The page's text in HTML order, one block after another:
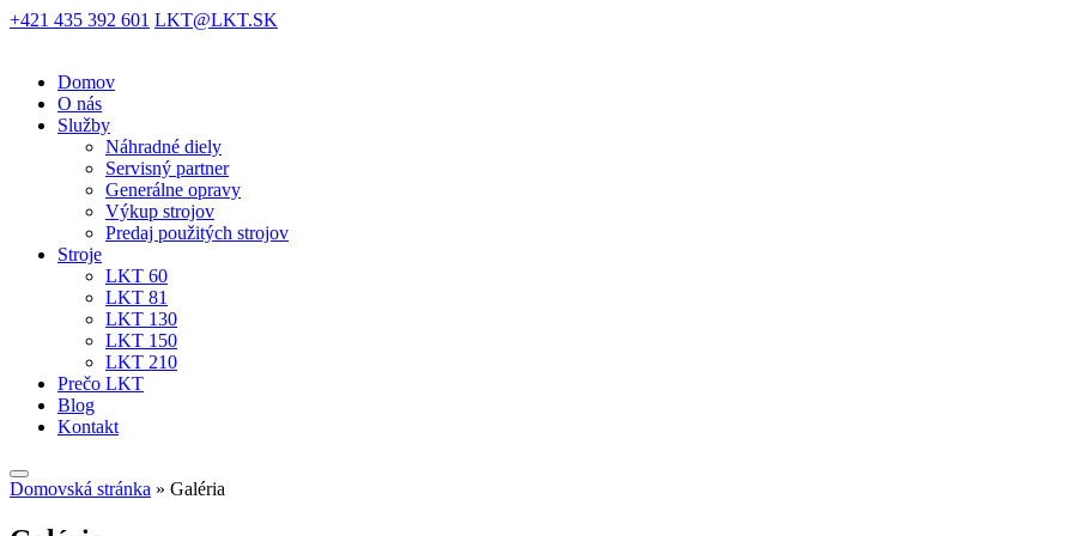
+421 435 392 601 LKT@LKT.SK
Domov
O nás
Služby
Náhradné diely
Servisný partner
Generálne opravy
Výkup strojov
Predaj použitých strojov
Stroje
LKT 60
LKT 81
LKT 130
LKT 150
LKT 210
Prečo LKT
Blog
Kontakt
Domovská stránka » Galéria